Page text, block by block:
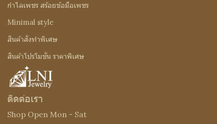
กำไลเพชร สร้อยข้อมือเพชร
Minimal style
สินค้าสั่งทำพิเศษ
สินค้าโปรโมชั่น ราคาพิเศษ
ติดต่อเรา
Shop Open Mon - Sat